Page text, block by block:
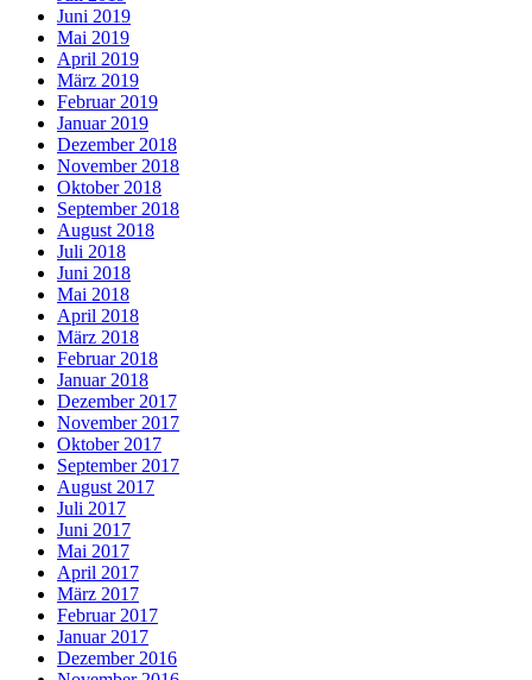
Juni 2019
Mai 2019
April 2019
März 2019
Februar 2019
Januar 2019
Dezember 2018
November 2018
Oktober 2018
September 2018
August 2018
Juli 2018
Juni 2018
Mai 2018
April 2018
März 2018
Februar 2018
Januar 2018
Dezember 2017
November 2017
Oktober 2017
September 2017
August 2017
Juli 2017
Juni 2017
Mai 2017
April 2017
März 2017
Februar 2017
Januar 2017
Dezember 2016